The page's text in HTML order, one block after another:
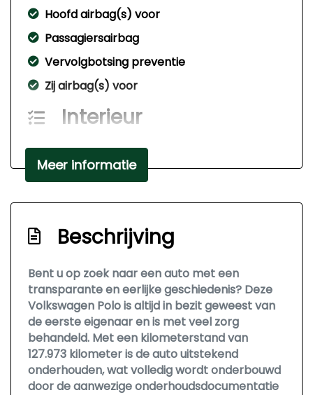
Hoofd airbag(s) voor
Passagiersairbag
Vervolgbotsing preventie
Zij airbag(s) voor
Interieur
Achterbank neerklapbaar
Bestuurdersstoel in hoogte verstelbaar
Stuurbekrachtiging snelheidsafhankelijk
Veiligheid
Alarm klasse 1(startblokkering)
Bandenspanningscontrolesysteem
Hill hold functie
Meer informatie
Beschrijving
Bent u op zoek naar een auto met een
transparante en eerlijke geschiedenis? Deze
Volkswagen Polo is altijd in bezit geweest van
de eerste eigenaar en is met veel zorg
behandeld. Met een kilometerstand van
127.973 kilometer is de auto uitstekend
onderhouden, wat volledig wordt onderbouwd
door de aanwezige onderhoudsdocumentatie